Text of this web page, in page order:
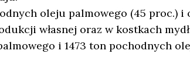
oleju palmowego (45 proc.) i
własnej oraz w kostkach
i 1473 ton pochodnych